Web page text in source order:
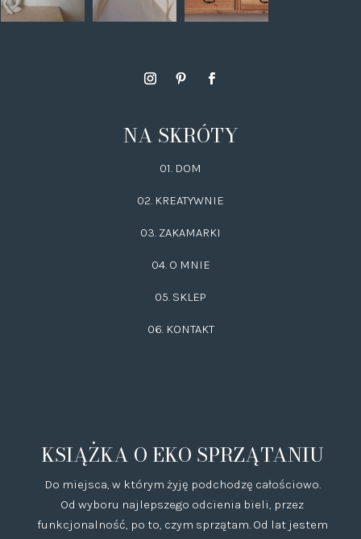
NA SKRÓTY
01. DOM
02. KREATYWNIE
03. ZAKAMARKI
04. O MNIE
05. SKLEP
06. KONTAKT
KSIĄŻKA O EKO SPRZĄTANIU
Do miejsca, w którym żyję podchodzę całościowo.
Od wyboru najlepszego odcienia bieli, przez
funkcjonalność, po to, czym sprzątam. Od lat jestem